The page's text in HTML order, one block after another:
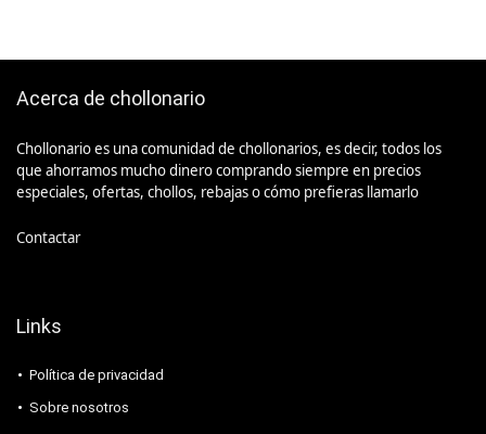
Acerca de chollonario
Chollonario es una comunidad de chollonarios, es decir, todos los
que ahorramos mucho dinero comprando siempre en precios
especiales, ofertas, chollos, rebajas o cómo prefieras llamarlo
Contactar
Links
Política de privacidad
Sobre nosotros